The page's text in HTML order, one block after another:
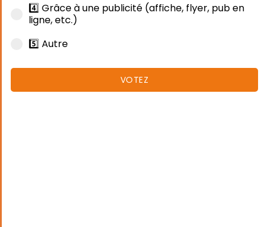
4️⃣ Grâce à une publicité (affiche, flyer, pub en
ligne, etc.)
5️⃣ Autre
VOTEZ